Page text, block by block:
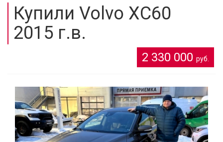
Купили Volvo XC60
2015 г.в.
2 330 000 руб.